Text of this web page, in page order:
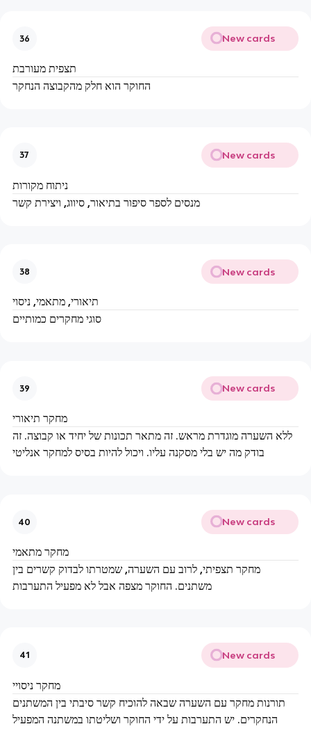
36 New cards
תצפית מעורבת
החוקר הוא חלק מהקבוצה הנחקר
37 New cards
ניתוח מקורות
מנסים לספר סיפור בתיאור, סיווג, ויצירת קשר
38 New cards
תיאורי, מתאמי, ניסוי
סוגי מחקרים כמותיים
39 New cards
מחקר תיאורי
ללא השערה מוגדרת מראש. זה מתאר תכונות של יחיד או קבוצה. זה
בודק מה יש בלי מסקנה עליו. ויכול להיות בסיס למחקר אנליטי
40 New cards
מחקר מתאמי
מחקר תצפיתי, לרוב עם השערה, שמטרתו לבדוק קשרים בין
משתנים. החוקר מצפה אבל לא מפעיל התערבות
41 New cards
מחקר ניסויי
תורנות מחקר עם השערה שבאה להוכיח קשר סיבתי בין המשתנים
הנחקרים. יש התערבות על ידי החוקר ושליטתו במשתנה המפעיל